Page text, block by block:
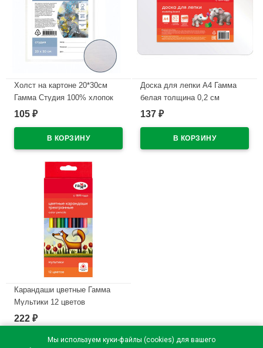
Мы используем куки-файлы (cookies) для вашего
Холст на картоне 20*30см
Гамма Студия 100% хлопок
280г/м мелкое зерно
105 ₽
Доска для лепки А4 Гамма
белая толщина 0,2 см
арт.10122028
137 ₽
Карандаши цветные Гамма
Мультики 12 цветов
трехгранные арт.290122_12
В наличии
222 ₽